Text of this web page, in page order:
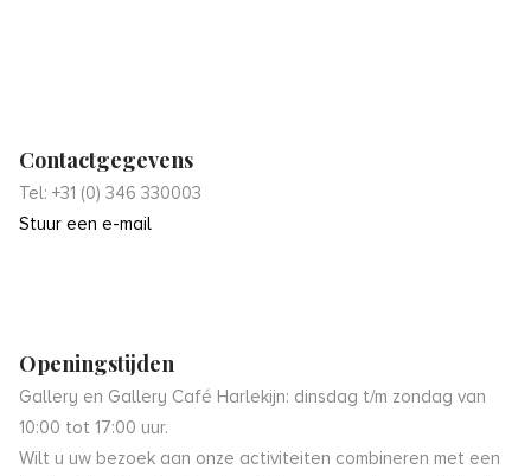
Contactgegevens
Tel: +31 (0) 346 330003
Stuur een e-mail
Openingstijden
Gallery en Gallery Café Harlekijn: dinsdag t/m zondag van
10:00 tot 17:00 uur.
Wilt u uw bezoek aan onze activiteiten combineren met een